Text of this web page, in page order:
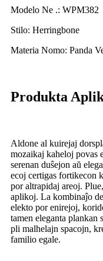
Modelo Ne .: WPM382
Stilo: Herringbone
Materia Nomo: Panda
Produkta
Aldone al kuirejaj
mozaikaj kaheloj povas
serenan duŝejon aŭ
ecoj certigas fortikecon
por altrapidaj areoj.
aplikoj. La kombinaĵo
elekto por enirejoj,
tamen eleganta
pli malhelajn spacojn,
familio egale.